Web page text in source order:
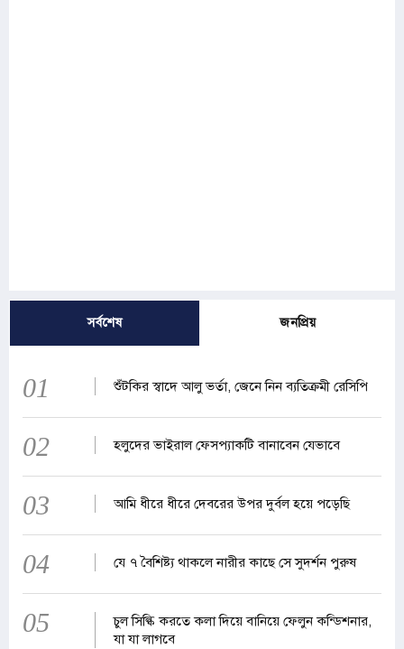
সর্বশেষ জনপ্রিয়
01 শুঁটকির স্বাদে আলু ভর্তা, জেনে নিন ব্যতিক্রমী রেসিপি
02 হলুদের ভাইরাল ফেসপ্যাকটি বানাবেন যেভাবে
03 আমি ধীরে ধীরে দেবরের উপর দুর্বল হয়ে পড়েছি
04 যে ৭ বৈশিষ্ট্য থাকলে নারীর কাছে সে সুদর্শন পুরুষ
05
চুল সিল্কি করতে কলা দিয়ে বানিয়ে ফেলুন কন্ডিশনার,
যা যা লাগবে